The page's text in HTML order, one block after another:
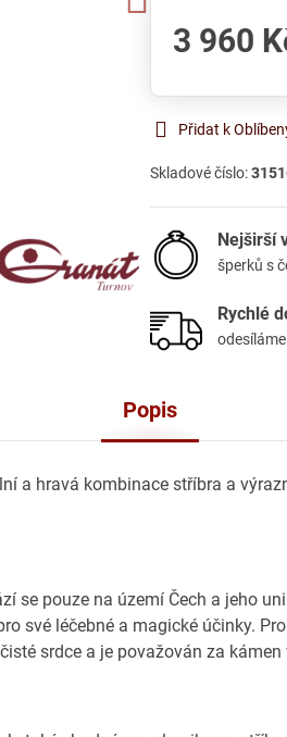
3 960
Přidat k
Skladové číslo:
Nejširší
šperků s
Rychlé
Popis
a hravá kombinace stříbra a
se pouze na území Čech a jeho
své léčebné a magické účinky.
srdce a je považován za kámen